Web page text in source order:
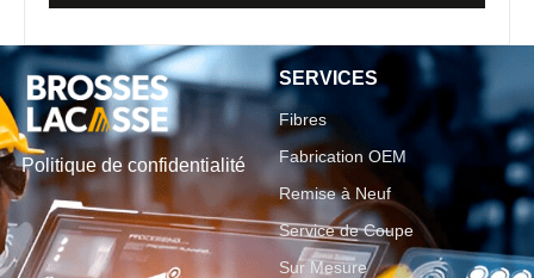
Politique de confidentialité
SERVICES
Fibres
Fabrication OEM
Remise à Neuf
Service de Coupe
Sur Mesure